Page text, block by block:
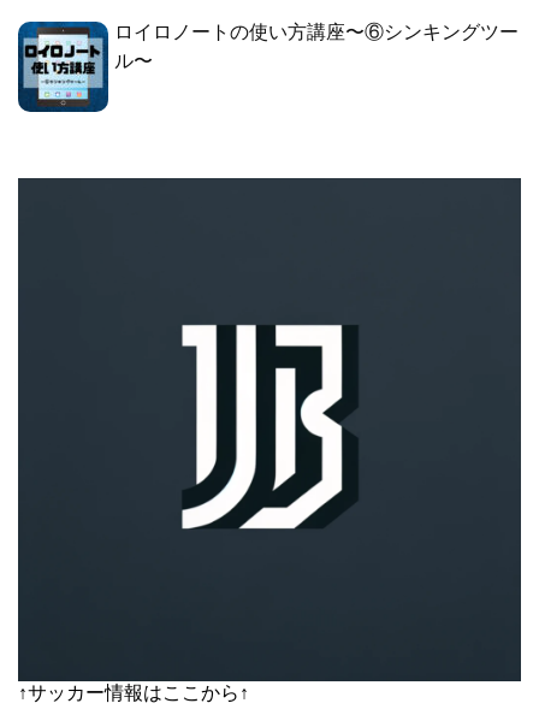
ロイロノートの使い方講座〜⑥シンキングツー
ル〜
↑サッカー情報はここから↑